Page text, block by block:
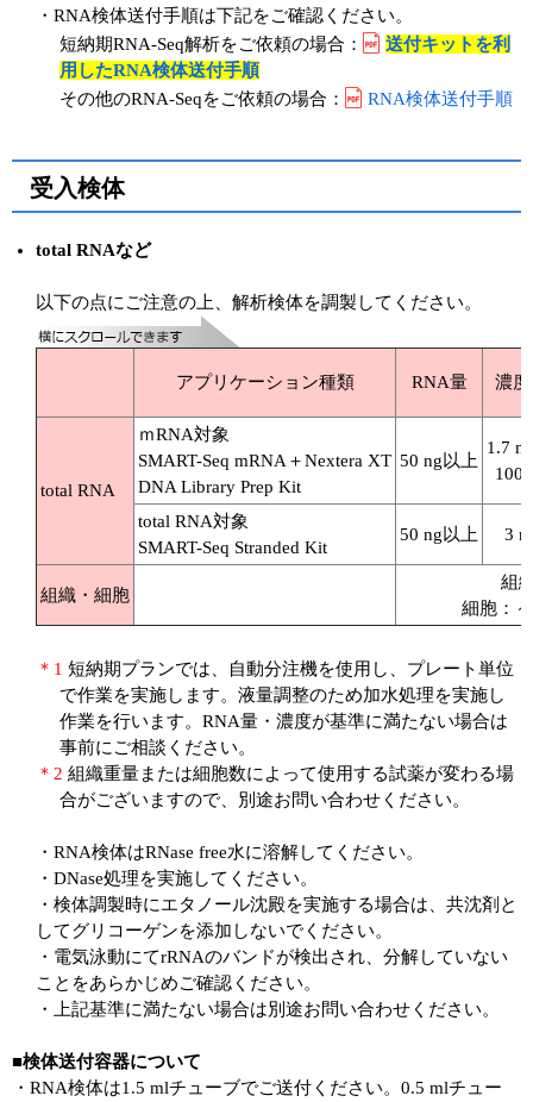
・RNA検体送付手順は下記をご確認ください。
短納期RNA-Seq解析をご依頼の場合：
送付キットを利
用したRNA検体送付手順
その他のRNA-Seqをご依頼の場合：
RNA検体送付手順
受入検体
total RNAなど
以下の点にご注意の上、解析検体を調製してください。
アプリケーション種類 RNA量 濃
total RNA
ｍRNA対象
SMART-Seq mRNA＋Nextera XT
DNA Library Prep Kit
50 ng以上
1.7
100
total RNA対象
SMART-Seq Stranded Kit
50 ng以上 3
組織・細胞
組
細胞：
＊1 短納期プランでは、自動分注機を使用し、プレート単位
で作業を実施します。液量調整のため加水処理を実施し
作業を行います。RNA量・濃度が基準に満たない場合は
事前にご相談ください。
＊2 組織重量または細胞数によって使用する試薬が変わる場
合がございますので、別途お問い合わせください。
・RNA検体はRNase free水に溶解してください。
・DNase処理を実施してください。
・検体調製時にエタノール沈殿を実施する場合は、共沈剤と
してグリコーゲンを添加しないでください。
・電気泳動にてrRNAのバンドが検出され、分解していない
ことをあらかじめご確認ください。
・上記基準に満たない場合は別途お問い合わせください。
■検体送付容器について
・RNA検体は1.5 mlチューブでご送付ください。0.5 mlチュー